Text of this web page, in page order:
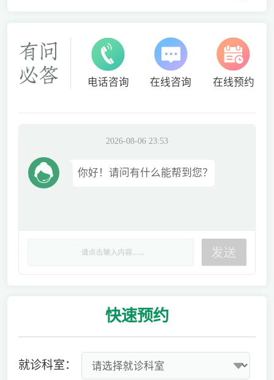
电话咨询 在线咨询 在线预约
2026-08-06 23:53
你好！请问有什么能帮到您？
快速预约
就诊科室：